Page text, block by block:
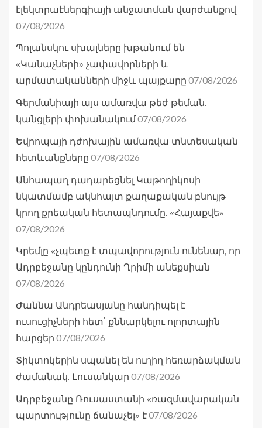
էլեկտրաէներգիայի անջատման վարժանքով
07/08/2026
Պոլանսկու սխալները խթանում են
«Կանաչների» չափավորների և
արմատականների միջև պայքարը 07/08/2026
Գերմանիայի այս ամառվա թեժ թեման.
կանցլերի փոխանակում07/08/2026
Եվրոպայի դժոխային ամառվա տնտեսական
հետևանքները 07/08/2026
Անհապաղ դադարեցնել Կաթողիկոսի
նկատմամբ ակնհայտ քաղաքական բնույթ
կրող քրեական հետապնդումը. «Հայաքվե»
07/08/2026
Կրեմլը «չպետք է տպավորություն ունենար, որ
Ադրբեջանը կընդունի Ղրիմի անեքսիան
07/08/2026
Ժաննա Անդրեասյանը հանդիպել է
ուսուցիչների հետ՝ քննարկելու ոլորտային
հարցեր 07/08/2026
Տիկտոկերին սպանել են ուղիղ հեռարձակման
ժամանակ. Լուսանկար 07/08/2026
Ադրբեջանը Ռուսաստանի «ռազմավարական
պարտությունը ճանաչել» է07/08/2026